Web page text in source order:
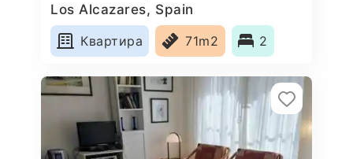
Los Alcazares, Spain
Квартира
71m2 2